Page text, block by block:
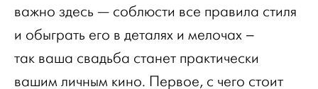
важно здесь — соблюсти все правила стиля
и обыграть его в деталях и мелочах –
так ваша свадьба станет практически
вашим личным кино. Первое, с чего стоит